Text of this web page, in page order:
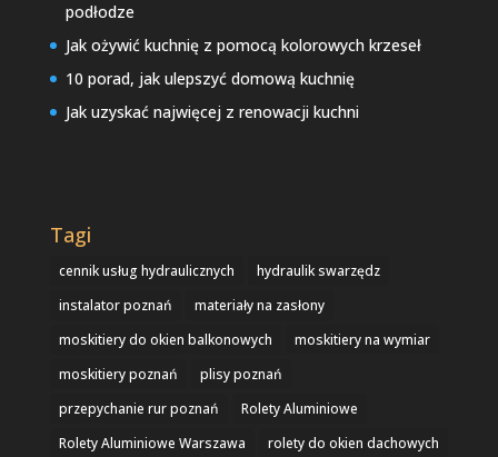
podłodze
Jak ożywić kuchnię z pomocą kolorowych krzeseł
10 porad, jak ulepszyć domową kuchnię
Jak uzyskać najwięcej z renowacji kuchni
Tagi
cennik usług hydraulicznych
hydraulik swarzędz
instalator poznań
materiały na zasłony
moskitiery do okien balkonowych
moskitiery na wymiar
moskitiery poznań
plisy poznań
przepychanie rur poznań
Rolety Aluminiowe
Rolety Aluminiowe Warszawa
rolety do okien dachowych